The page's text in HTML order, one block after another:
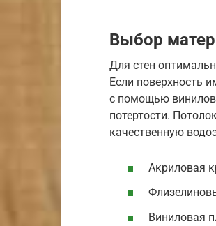
Выбор
Для стен
Если поверхность
с помощью
потертости.
качественную
Акриловая
Виниловая